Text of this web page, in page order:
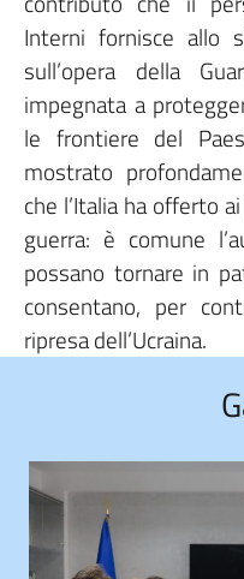
Interni fornisce allo
sull’opera della
impegnata a
le frontiere del
mostrato
che l’Italia ha offerto
guerra: è comune
possano tornare in
consentano, per
ripresa dell’Ucraina.